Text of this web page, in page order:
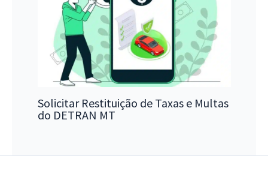
Solicitar Restituição de Taxas e Multas
do DETRAN MT